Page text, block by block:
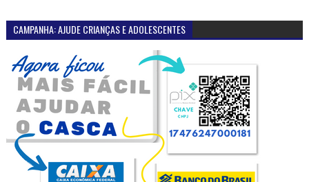
CAMPANHA: AJUDE CRIANÇAS E ADOLESCENTES